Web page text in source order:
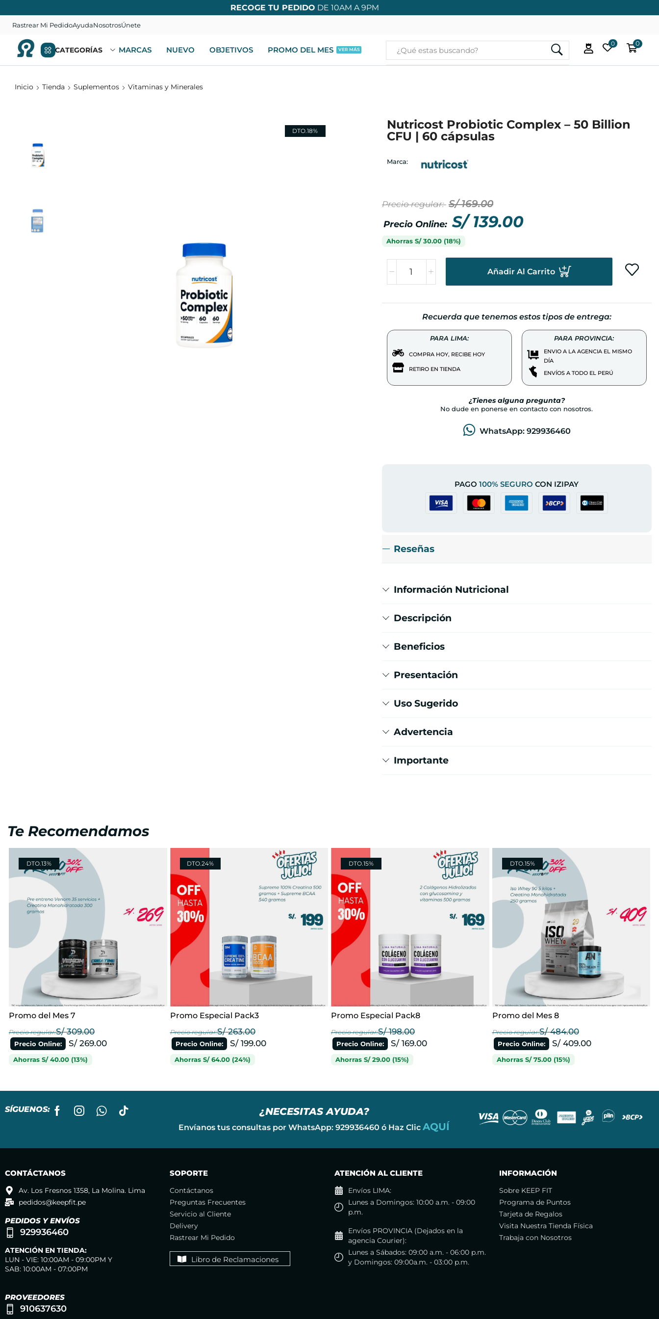
🔥Envíos Inmediatos de Lunes a Domingo
Rastrear Mi PedidoAyudaNosotrosÚnete
CATEGORÍAS MARCAS NUEVO OBJETIVOS PROMO DEL MES VER MÁS Busca por Marca
0 0
Inicio Tienda Suplementos Vitaminas y Minerales
DTO.18%
Nutricost Probiotic Complex – 50 Billion
CFU | 60 cápsulas
Marca:
S/169.00
S/139.00
Ahorras S/30.00(18%)
Añadir Al Carrito
Recuerda que tenemos estos tipos de entrega:
PARA LIMA:
COMPRA HOY, RECIBE HOY
RETIRO EN TIENDA
PARA PROVINCIA:
ENVIO A LA AGENCIA EL MISMO
DÍA
ENVÍOS A TODO EL PERÚ
¿Tienes alguna pregunta?
No dude en ponerse en contacto con nosotros.
WhatsApp: 929936460
PAGO100% SEGURO CON IZIPAY
Reseñas
Información Nutricional
Descripción
Beneficios
Presentación
Uso Sugerido
Advertencia
Importante
Te Recomendamos
DTO.13%
Promo del Mes 7
S/309.00
S/269.00
Ahorras S/40.00 (13%)
DTO.24%
Promo Especial Pack3
S/263.00
S/199.00
Ahorras S/64.00(24%)
DTO.15%
Promo Especial Pack8
S/198.00
S/169.00
Ahorras S/29.00 (15%)
DTO.15%
Promo del Mes 8
S/484.00
S/409.00
Ahorras S/75.00(15%)
SÍGUENOS: ¿NECESITAS AYUDA?
Envíanos tus consultas por WhatsApp: 929936460 ó Haz ClicAQUÍ
CONTÁCTANOS
Av. Los Fresnos 1358, La Molina. Lima
pedidos@keepfit.pe
PEDIDOS Y ENVÍOS
929936460
ATENCIÓN EN TIENDA:
LUN - VIE: 10:00AM - 09:00PM Y
SAB: 10:00AM - 07:00PM
PROVEEDORES
910637630
SOPORTE
Contáctanos
Preguntas Frecuentes
Servicio al Cliente
Delivery
Rastrear Mi Pedido
Libro de Reclamaciones
ATENCIÓN AL CLIENTE
Envíos LIMA:
Lunes a Domingos: 10:00 a.m. - 09:00
p.m.
Envíos PROVINCIA (Dejados en la
agencia Courier):
Lunes a Sábados: 09:00 a.m. - 06:00 p.m.
y Domingos: 09:00a.m. - 03:00 p.m.
INFORMACIÓN
Sobre KEEP FIT
Programa de Puntos
Tarjeta de Regalos
Visita Nuestra Tienda Física
Trabaja con Nosotros